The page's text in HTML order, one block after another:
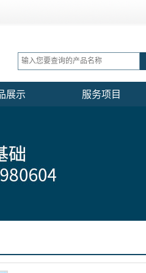
展示 服务项目